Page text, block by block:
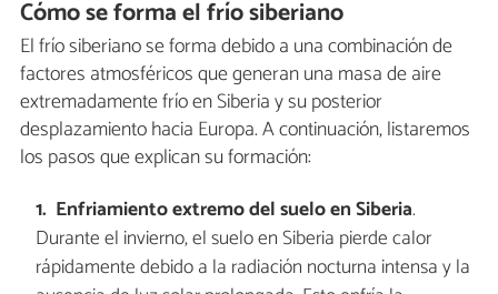
Cómo se forma el frío siberiano
El frío siberiano se forma debido a una combinación de
factores atmosféricos que generan una masa de aire
extremadamente frío en Siberia y su posterior
desplazamiento hacia Europa. A continuación, listaremos
los pasos que explican su formación:
Enfriamiento extremo del suelo en Siberia.
Durante el invierno, el suelo en Siberia pierde calor
rápidamente debido a la radiación nocturna intensa y la